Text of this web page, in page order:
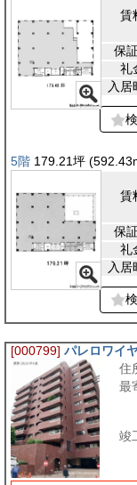
賃
保
礼
入居
5階 179.21坪 (592.43
賃
保
礼
入居
[000799] パレロワイ
住
最
竣